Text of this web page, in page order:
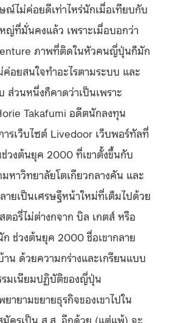
ไม่ค่อยดีเท่าไหร่นักเมื่อเทียบกับ
ญ่ที่มั่นคงแล้ว เพราะเมื่อบอกว่า
ภาพที่ติดในหัวคนญี่ปุ่นก็มัก
อยสนใจทำอะไรตามระบบ และ
ส่วนหนึ่งก็คาดว่าเป็นเพราะ
Takafumi อดีตนักลงทุน
รเว็บไซต์ Livedoor เว็บพอร์ทัลที่
วงต้นยุค 2000 ที่เขาตั้งขึ้นกับ
หาวิทยาลัยโตเกียวกลางคัน และ
ายเป็นเศรษฐีหน้าใหม่ที่เต็มไปด้วย
ตอรี่ไม่ต่างกจาก บิล เกตส์ หรือ
ช่วงต้นยุค 2000 ชื่อเขากลาย
น ด้วยความกร่างและเกรียนแบบ
รมเนียมปฏิบัติของญี่ปุ่น
ายามขยายธุรกิจของเขาไปใน
มัครเป็น ส.ส. อีกด้วย (แต่แพ้) จะ